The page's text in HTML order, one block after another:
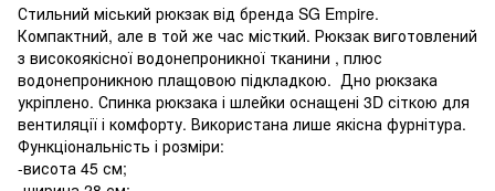
Стильний міський рюкзак від бренда SG Empire.
Компактний, але в той же час місткий. Рюкзак виготовлений
з високоякісної водонепроникної тканини , плюс
водонепроникною плащовою підкладкою. Дно рюкзака
укріплено. Спинка рюкзака і шлейки оснащені 3D сіткою для
вентиляції і комфорту. Використана лише якісна фурнітура.
Функціональність і розміри:
-висота 45 см;